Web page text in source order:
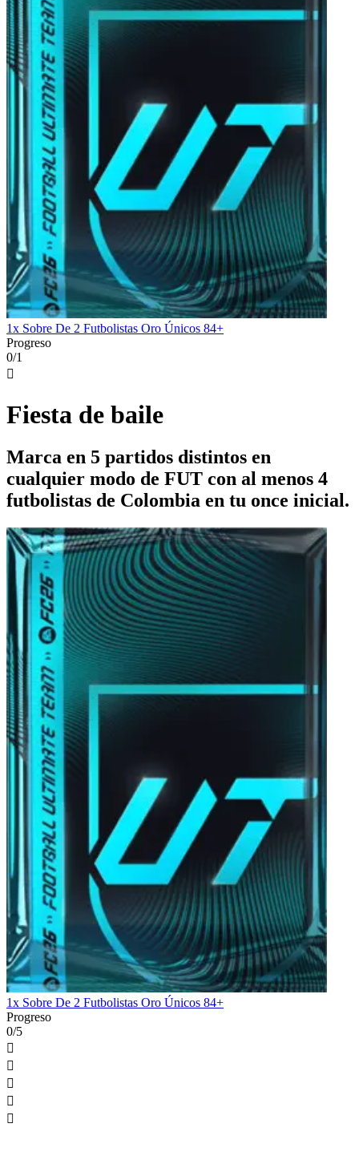
1x Sobre De 2 Futbolistas Oro Únicos 84+
Progreso
0/1

Fiesta de baile
Marca en 5 partidos distintos en
cualquier modo de FUT con al menos 4
futbolistas de Colombia en tu once inicial.
1x Sobre De 2 Futbolistas Oro Únicos 84+
Progreso
0/5




